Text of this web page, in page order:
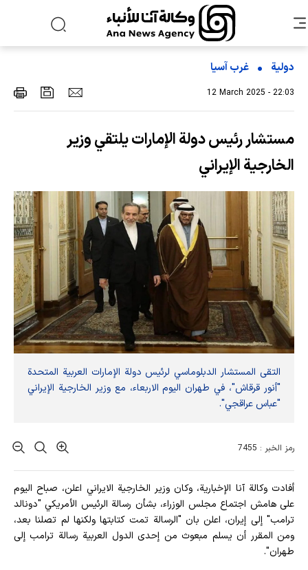
دولية غرب آسیا
12 March 2025 - 22:03
مستشار رئيس دولة الإمارات يلتقي وزير
الخارجية الإيراني
التقى المستشار الدبلوماسي لرئيس دولة الإمارات العربية المتحدة
"أنور قرقاش"، في طهران اليوم الاربعاء، مع وزير الخارجية الإيراني
"عباس عراقجي".
رمز الخبر : 7455
أفادت وکالة آنا الإخباریة، وكان وزير الخارجية الايراني اعلن، صباح اليوم
على هامش اجتماع مجلس الوزراء، بشأن رسالة الرئيس الأمريكي "دونالد
ترامب" إلى إيران، اعلن بان "الرسالة تمت كتابتها ولكنها لم تصلنا بعد،
ومن المقرر أن يسلم مبعوث من إحدى الدول العربية رسالة ترامب إلى
طهران".